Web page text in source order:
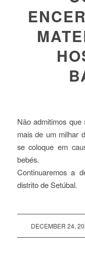
Não admitimos
mais de um milhar
se coloque em
bebés.
Continuaremos a
distrito de Setúbal.
DECEMBER 24,
/